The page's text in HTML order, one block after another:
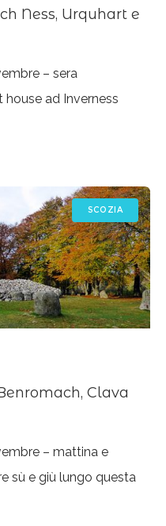
Ness, Urquhart e
– sera
ad Inverness
appena vissuta.
SCOZIA
Clava
– mattina e
sù e giù lungo questa